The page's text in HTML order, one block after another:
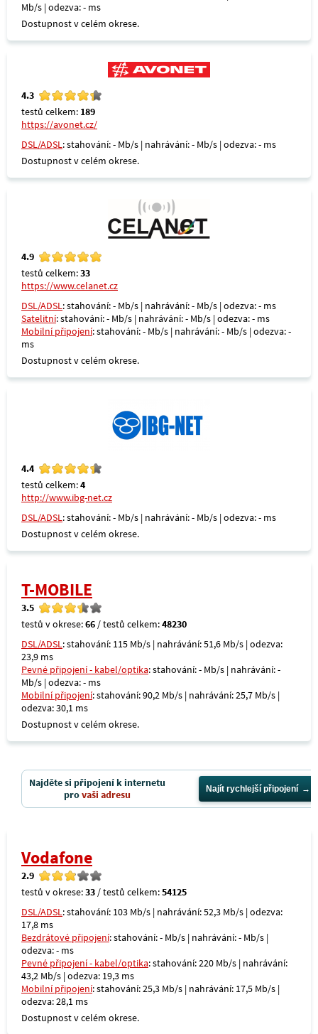
Mb/s | odezva: - ms
Dostupnost v celém okrese.
4.3
testů celkem: 189
https://avonet.cz/
DSL/ADSL: stahování: - Mb/s | nahrávání: - Mb/s | odezva: - ms
Dostupnost v celém okrese.
4.9
testů celkem:33
https://www.celanet.cz
DSL/ADSL: stahování: - Mb/s | nahrávání: - Mb/s | odezva: - ms
Satelitní: stahování: - Mb/s | nahrávání: - Mb/s | odezva: - ms
Mobilní připojení: stahování: - Mb/s | nahrávání: - Mb/s | odezva: -
ms
Dostupnost v celém okrese.
4.4
testů celkem:4
http://www.ibg-net.cz
DSL/ADSL: stahování: - Mb/s | nahrávání: - Mb/s | odezva: - ms
Dostupnost v celém okrese.
T-MOBILE
3.5
testů v okrese:66 / testů celkem:48230
DSL/ADSL: stahování: 115 Mb/s | nahrávání: 51,6 Mb/s | odezva:
23,9 ms
Pevné připojení - kabel/optika: stahování: - Mb/s | nahrávání: -
Mb/s | odezva: - ms
Mobilní připojení: stahování: 90,2 Mb/s | nahrávání: 25,7 Mb/s |
odezva: 30,1 ms
Dostupnost v celém okrese.
Najděte si připojení k internetu
provaši adresu Najít rychlejší připojení
Vodafone
2.9
testů v okrese:33 / testů celkem:54125
DSL/ADSL: stahování: 103 Mb/s | nahrávání: 52,3 Mb/s | odezva:
17,8 ms
Bezdrátové připojení: stahování: - Mb/s | nahrávání: - Mb/s |
odezva: - ms
Pevné připojení - kabel/optika: stahování: 220 Mb/s | nahrávání:
43,2 Mb/s | odezva: 19,3 ms
Mobilní připojení: stahování: 25,3 Mb/s | nahrávání: 17,5 Mb/s |
odezva: 28,1 ms
Dostupnost v celém okrese.